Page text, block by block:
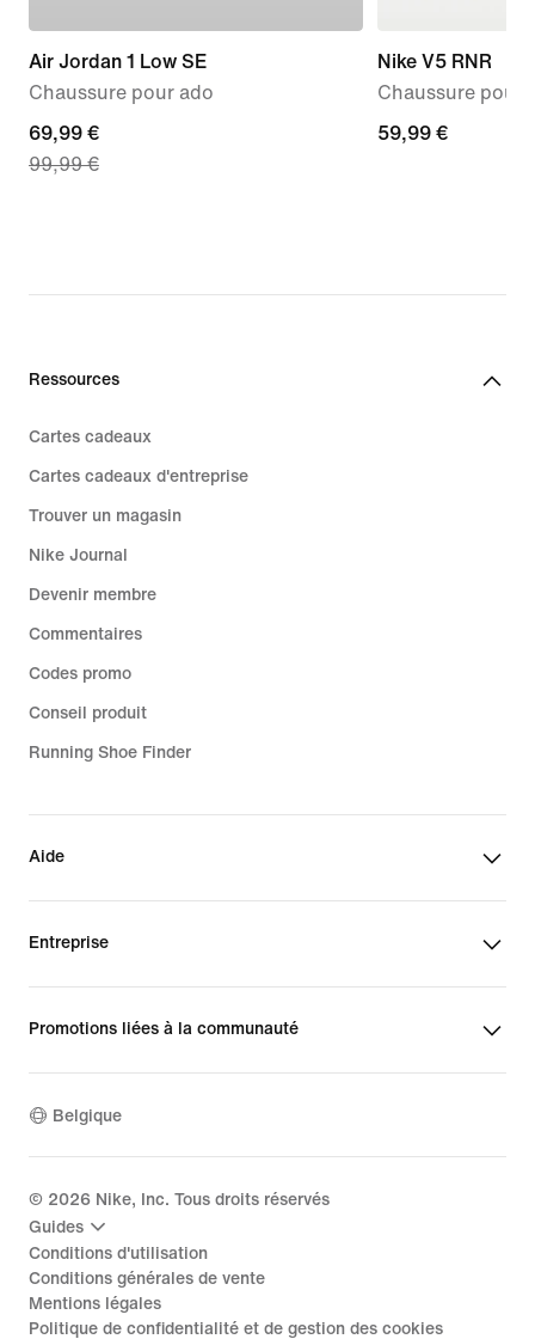
Air Jordan 1 Low SE
Chaussure pour ado
current
price
99,99 €
69,99 €
99,99 €
Nike V5 RNR
Chaussure pour
59,99 €
59,99 €
Ressources
Cartes cadeaux
Cartes cadeaux d'entreprise
Trouver un magasin
Nike Journal
Devenir membre
Commentaires
Codes promo
Conseil produit
Running Shoe Finder
Aide
Entreprise
Promotions liées à la communauté
Belgique
© 2026 Nike, Inc. Tous droits réservés
Guides
Conditions d'utilisation
Conditions générales de vente
Mentions légales
Politique de confidentialité et de gestion des cookies